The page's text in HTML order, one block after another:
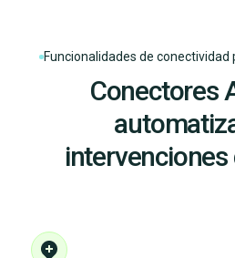
Funcionalidades de conectividad
Conectores